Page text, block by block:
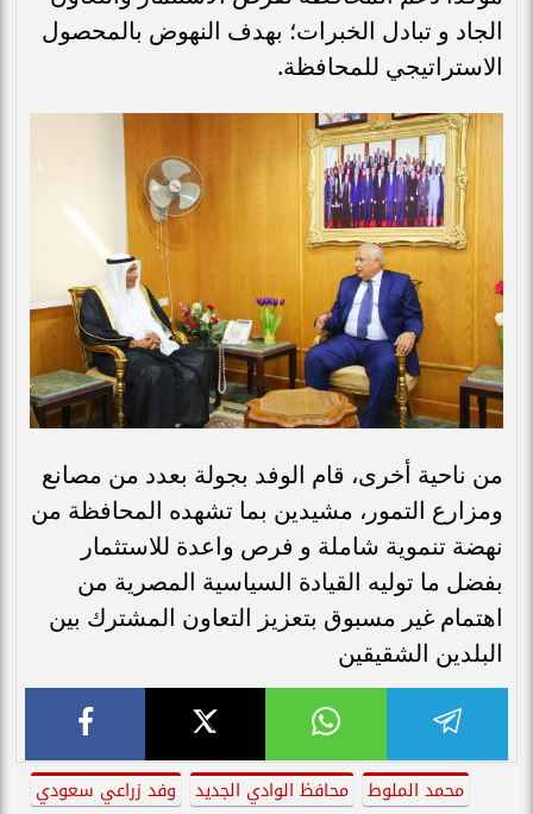
الجاد و تبادل الخبرات؛ بهدف النهوض بالمحصول
الاستراتيجي للمحافظة.
من ناحية أخرى، قام الوفد بجولة بعدد من مصانع
ومزارع التمور، مشيدين بما تشهده المحافظة من
نهضة تنموية شاملة و فرص واعدة للاستثمار
بفضل ما توليه القيادة السياسية المصرية من
اهتمام غير مسبوق بتعزيز التعاون المشترك بين
البلدين الشقيقين
محمد الملوط محافظ الوادي الجديد وفد زراعي سعودي